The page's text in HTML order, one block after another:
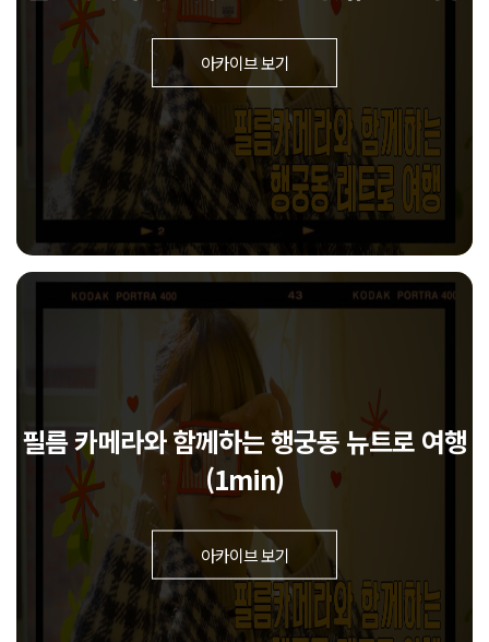
아카이브 보기
필름 카메라와 함께하는 행궁동 뉴트로 여행
(1min)
아카이브 보기